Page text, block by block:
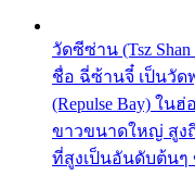
วัดซีซ่าน (Tsz
ชื่อ ฉี่ซ้านจี๋ เป็นวัด
(Repulse Bay) ใน
ขาวขนาดใหญ่ สูงถึ
ที่สูงเป็นอันดับต้นๆ